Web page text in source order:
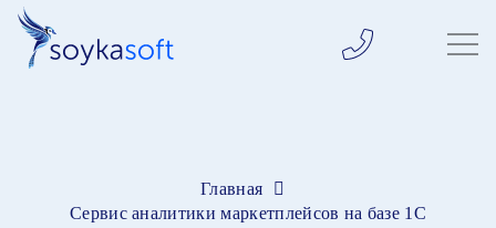
Главная
Сервис аналитики маркетплейсов на базе 1С